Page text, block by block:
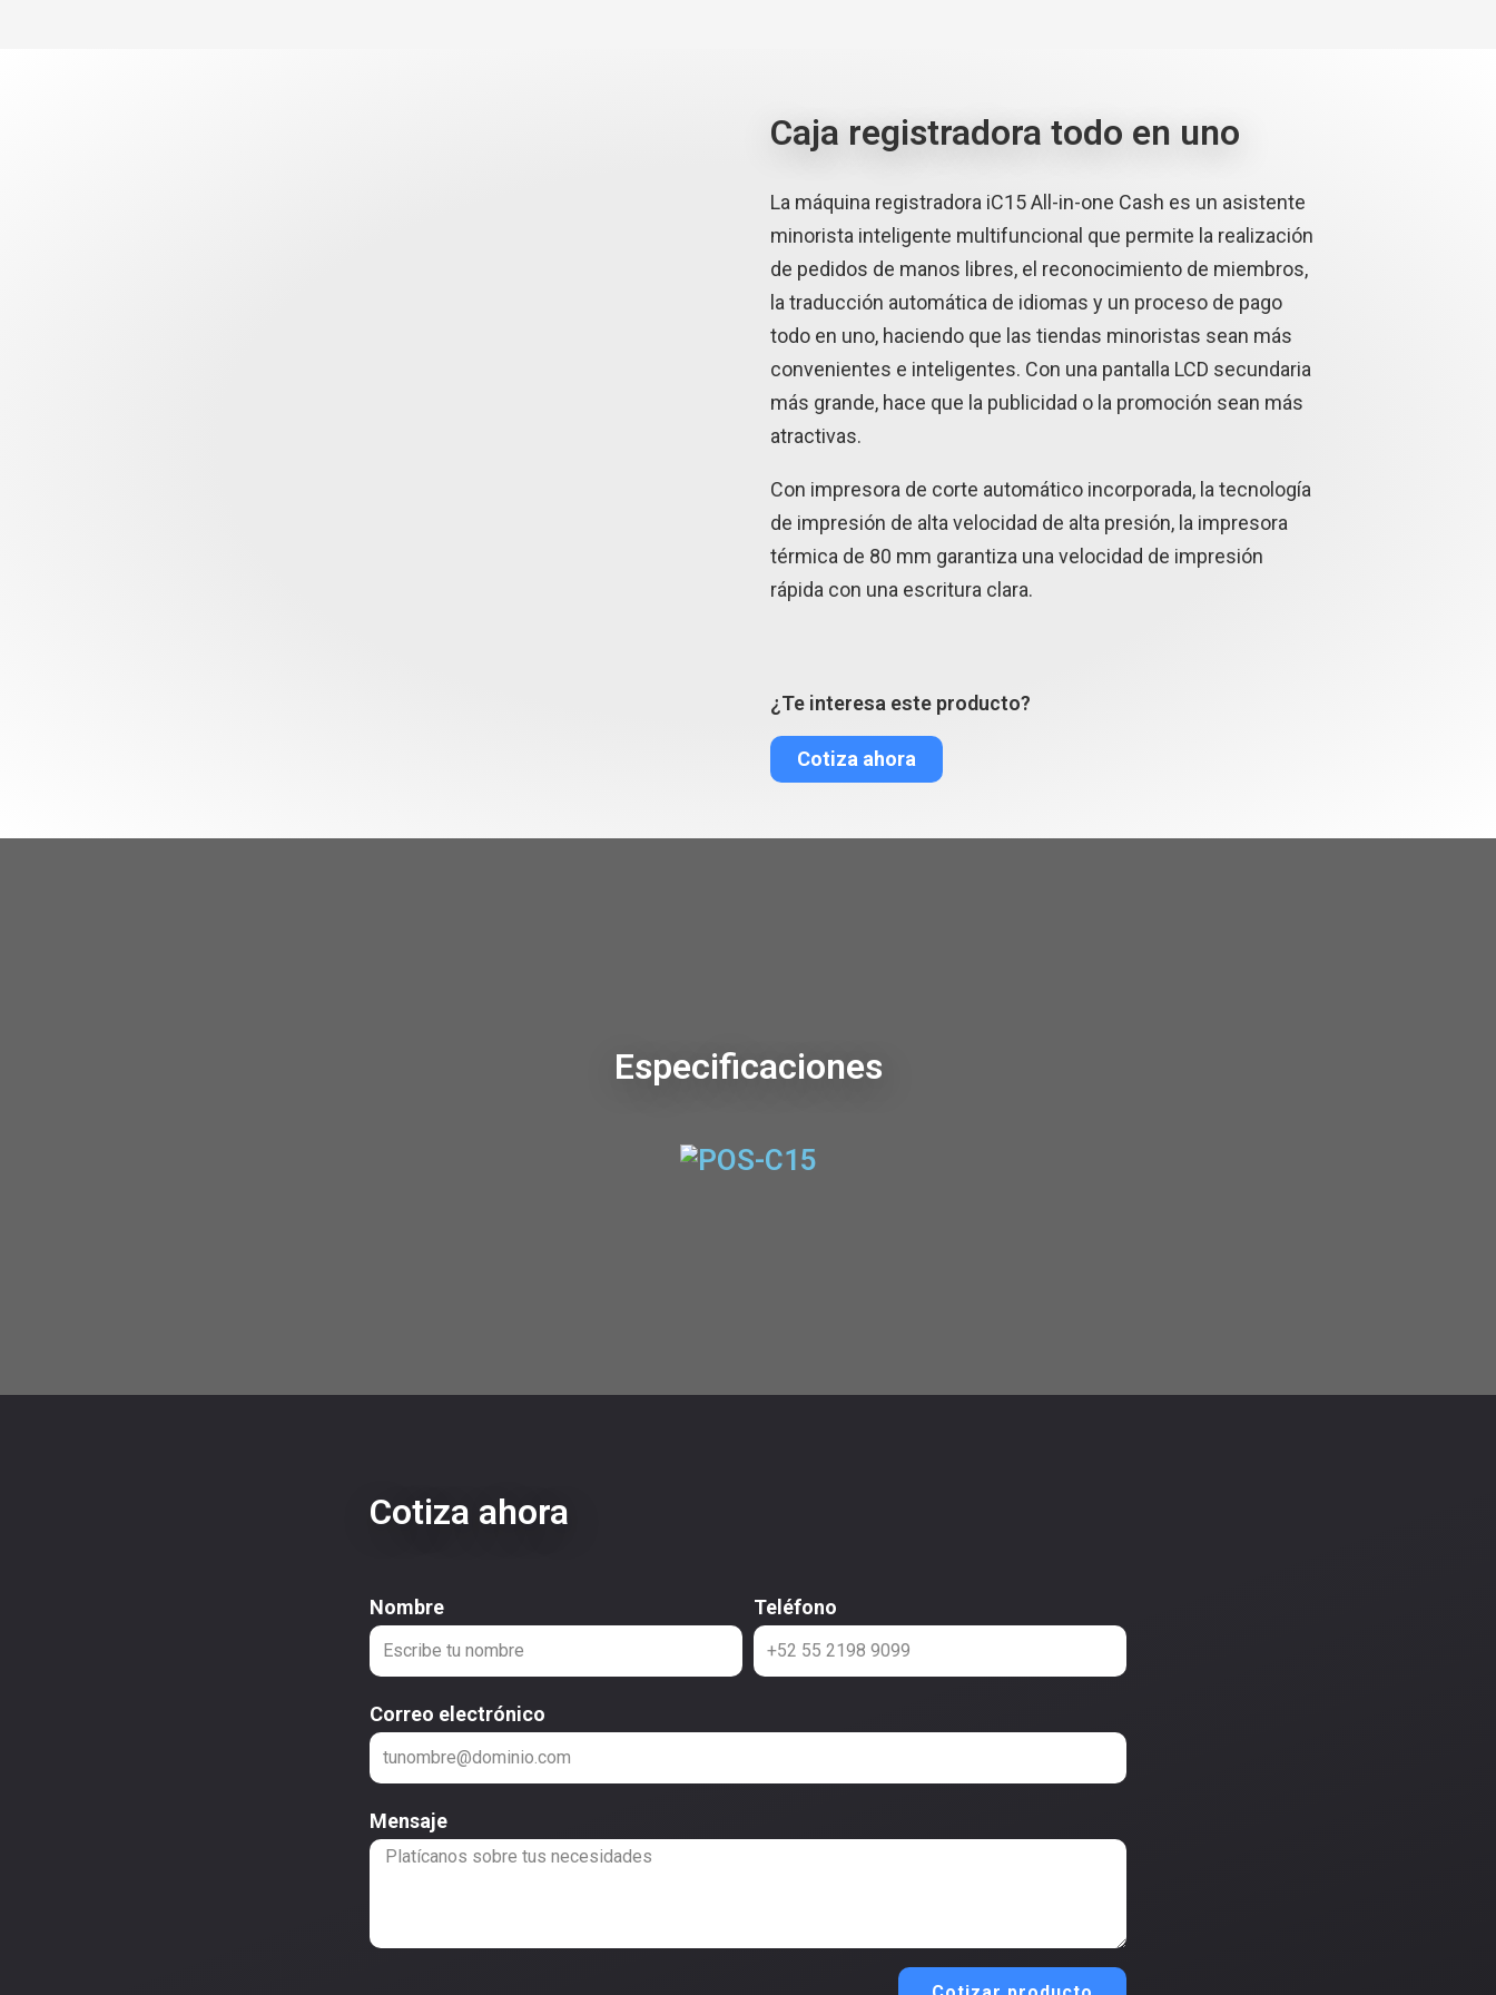
Caja registradora todo en uno
La máquina registradora iC15 All-in-one Cash es un asistente
minorista inteligente multifuncional que permite la realización
de pedidos de manos libres, el reconocimiento de miembros,
la traducción automática de idiomas y un proceso de pago
todo en uno, haciendo que las tiendas minoristas sean más
convenientes e inteligentes. Con una pantalla LCD secundaria
más grande, hace que la publicidad o la promoción sean más
atractivas.
Con impresora de corte automático incorporada, la tecnología
de impresión de alta velocidad de alta presión, la impresora
térmica de 80 mm garantiza una velocidad de impresión
rápida con una escritura clara.
¿Te interesa este producto?
Cotiza ahora
Especificaciones
Cotiza ahora
Nombre Teléfono
Correo electrónico
Mensaje